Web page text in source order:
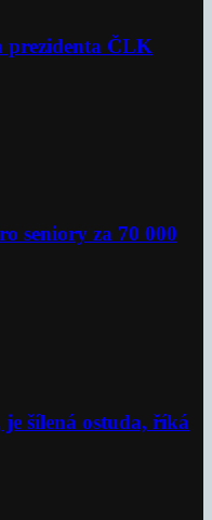
prezidenta ČLK
seniory za 70 000
je šílená ostuda, říká